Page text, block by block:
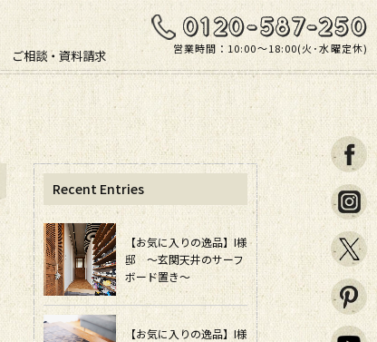
ご相談・資料請求 営業時間：10:00〜18:00(火･水曜定休)
Recent Entries
【お気に入りの逸品】I様
邸 ～玄関天井のサーフ
ボード置き～
【お気に入りの逸品】I様